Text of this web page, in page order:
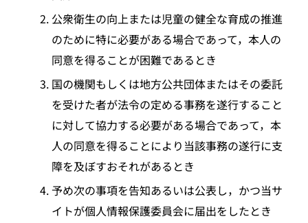
公衆衛生の向上または児童の健全な育成の推進
のために特に必要がある場合であって，本人の
同意を得ることが困難であるとき
国の機関もしくは地方公共団体またはその委託
を受けた者が法令の定める事務を遂行すること
に対して協力する必要がある場合であって，本
人の同意を得ることにより当該事務の遂行に支
障を及ぼすおそれがあるとき
予め次の事項を告知あるいは公表し，かつ当サ
イトが個人情報保護委員会に届出をしたとき